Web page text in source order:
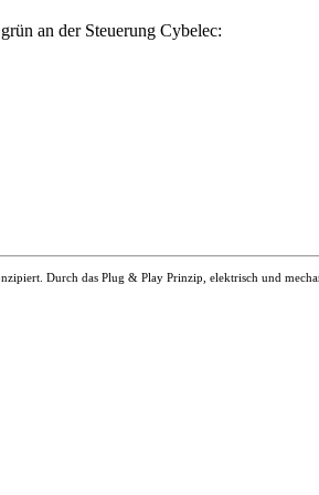
an der Steuerung Cybelec:
Durch das Plug & Play Prinzip, elektrisch und